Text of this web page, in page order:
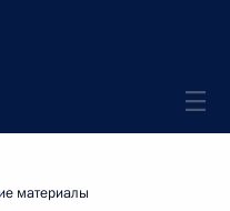
материалы